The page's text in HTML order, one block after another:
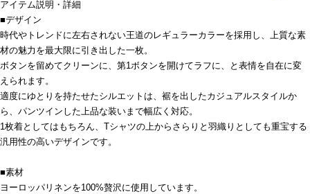
アイテム説明・詳細
■デザイン
時代やトレンドに左右されない王道のレギュラーカラーを採用し、上質な素
材の魅力を最大限に引き出した一枚。
ボタンを留めてクリーンに、第1ボタンを開けてラフに、と表情を自在に変
えられます。
適度にゆとりを持たせたシルエットは、裾を出したカジュアルスタイルか
ら、パンツインした上品な装いまで幅広く対応。
1枚着としてはもちろん、Tシャツの上からさらりと羽織りとしても重宝する
汎用性の高いデザインです。
■素材
ヨーロッパリネンを100%贅沢に使用しています。